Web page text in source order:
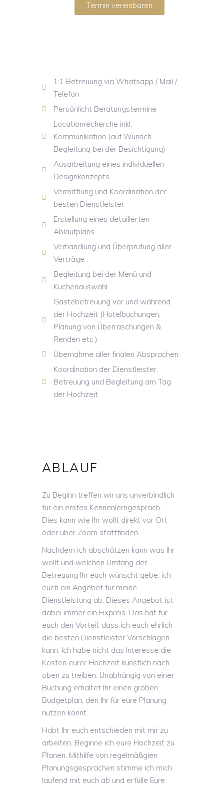
Termin vereinbaren
1:1 Betreuung via Whatsapp / Mail /
Telefon
Persönlicht Beratungstermine
Locationrecherche inkl.
Kommunikation (auf Wunsch
Begleitung bei der Besichtigung)
Ausarbeitung eines individuellen
Designkonzepts
Vermittlung und Koordination der
besten Dienstleister
Erstellung eines detailierten
Ablaufplans
Verhandlung und Überprüfung aller
Verträge
Begleitung bei der Menü und
Kuchenauswahl
Gästebetreuung vor und während
der Hochzeit (Hotelbuchungen,
Planung von Überraschungen &
Renden etc.)
Übernahme aller finalen Absprachen
Koordination der Dienstleister,
Betreuung und Begleitung am Tag
der Hochzeit
ABLAUF
Zu Beginn treffen wir uns unverbindlich
für ein erstes Kennenlerngespräch.
Dies kann wie Ihr wollt direkt vor Ort
oder über Zoom stattfinden.
Nachdem ich abschätzen kann was Ihr
wollt und welchen Umfang der
Betreuung Ihr euch wünscht gebe, ich
euch ein Angebot für meine
Dienstleistung ab. Dieses Angebot ist
dabei immer ein Fixpreis. Das hat für
euch den Vorteil, dass ich euch ehrlich
die besten Dienstleister Vorschlagen
kann. Ich habe nicht das Interesse die
Kosten eurer Hochzeit künstlich nach
oben zu treiben. Unabhängig von einer
Buchung erhaltet Ihr einen groben
Budgetplan, den Ihr für eure Planung
nutzen könnt.
Habt Ihr euch entschieden mit mir zu
arbeiten. Beginne ich eure Hochzeit zu
Planen. Mithilfe von regelmäßgien
Planungsgesprächen stimme ich mich
laufend mit euch ab und erfülle Eure